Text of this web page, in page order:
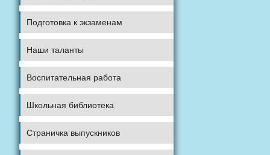
Подготовка к экзаменам
Наши таланты
Воспитательная работа
Школьная библиотека
Страничка выпускников